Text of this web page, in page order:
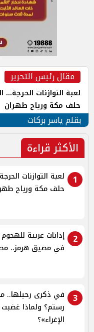
مقال رئيس التحرير
لعبة التوازنات
حلف مكة ورياح طهران
بقلم ياسر بركات
الأكثر قراءة
1
لعبة التوازنات
حلف مكة ورياح
2
إدانات عربية
في مضيق هرمز..
3
في ذكرى رحيلها..
رستم؟ ولماذا
الإغراء»؟